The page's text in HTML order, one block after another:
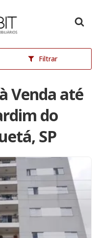
Filtrar
Venda até
do
SP